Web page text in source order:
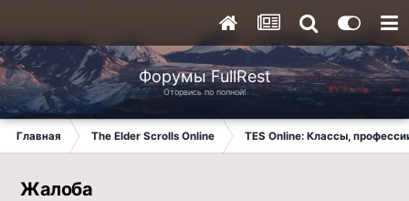
Форумы FullRest
Оторвись по полной!
Главная The Elder Scrolls Online TES Online: Классы,
Жалоба